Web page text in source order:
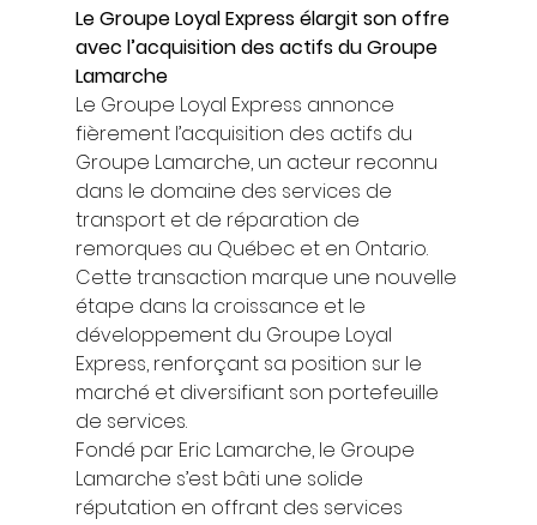
Le Groupe Loyal Express élargit son offre
avec l’acquisition des actifs du Groupe
Lamarche
Le Groupe Loyal Express annonce
fièrement l’acquisition des actifs du
Groupe Lamarche, un acteur reconnu
dans le domaine des services de
transport et de réparation de
remorques au Québec et en Ontario.
Cette transaction marque une nouvelle
étape dans la croissance et le
développement du Groupe Loyal
Express, renforçant sa position sur le
marché et diversifiant son portefeuille
de services.
Fondé par Eric Lamarche, le Groupe
Lamarche s’est bâti une solide
réputation en offrant des services